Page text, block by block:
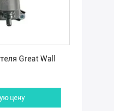
Great Wall
цену